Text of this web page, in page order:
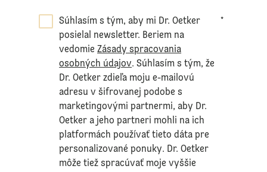
Súhlasím s tým, aby mi Dr. Oetker
posielal newsletter. Beriem na
vedomieZásady spracovania
osobných údajov. Súhlasím s tým, že
Dr. Oetker zdieľa moju e-mailovú
adresu v šifrovanej podobe s
marketingovými partnermi, aby Dr.
Oetker a jeho partneri mohli na ich
platformách používať tieto dáta pre
personalizované ponuky. Dr. Oetker
môže tiež spracúvať moje vyššie
*